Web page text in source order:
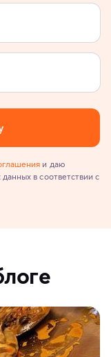
и даю
в соответствии с